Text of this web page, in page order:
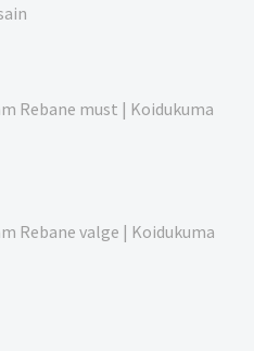
Rebane must | Koidukuma
Rebane valge | Koidukuma